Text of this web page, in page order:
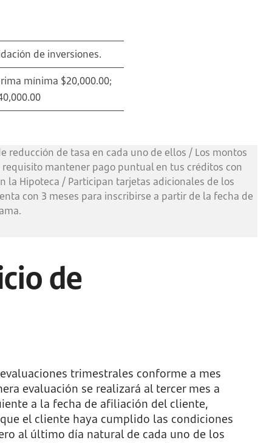
de inversiones.
mínima $20,000.00;
de tasa en cada uno de ellos / Los montos
mantener pago puntual en tus créditos con
la Hipoteca / Participan tarjetas adicionales de los
con 3 meses para inscribirse a partir de la fecha de
de
trimestrales conforme a mes
evaluación se realizará al tercer mes a
a la fecha de afiliación del cliente,
el cliente haya cumplido las condiciones
al último día natural de cada uno de los